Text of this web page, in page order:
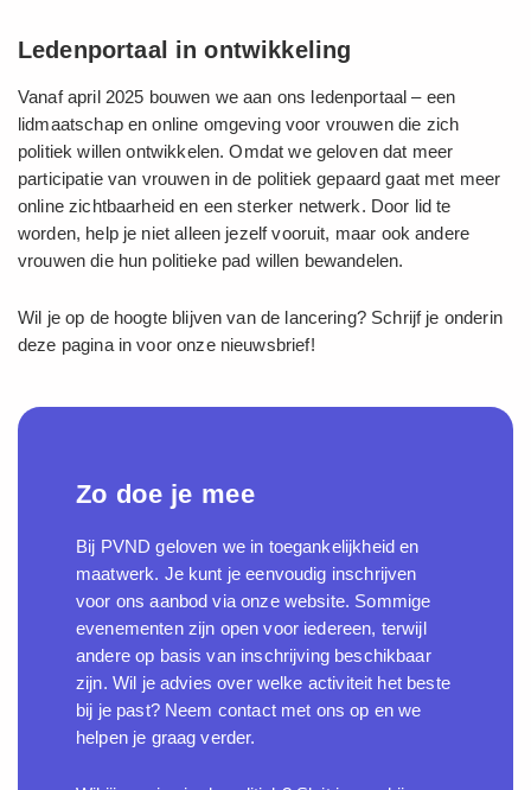
Ledenportaal in ontwikkeling
Vanaf april 2025 bouwen we aan ons ledenportaal – een
lidmaatschap en online omgeving voor vrouwen die zich
politiek willen ontwikkelen. Omdat we geloven dat meer
participatie van vrouwen in de politiek gepaard gaat met meer
online zichtbaarheid en een sterker netwerk. Door lid te
worden, help je niet alleen jezelf vooruit, maar ook andere
vrouwen die hun politieke pad willen bewandelen.
Wil je op de hoogte blijven van de lancering? Schrijf je onderin
deze pagina in voor onze nieuwsbrief!
Zo doe je mee
Bij PVND geloven we in toegankelijkheid en
maatwerk. Je kunt je eenvoudig inschrijven
voor ons aanbod via onze website. Sommige
evenementen zijn open voor iedereen, terwijl
andere op basis van inschrijving beschikbaar
zijn. Wil je advies over welke activiteit het beste
bij je past? Neem contact met ons op en we
helpen je graag verder.